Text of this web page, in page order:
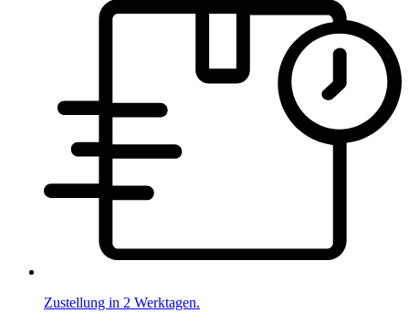
Zustellung in 2 Werktagen.